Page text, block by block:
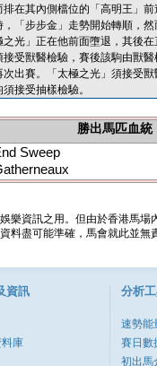
在其內側檔位的「高明王」
「步步金」走勢開始轉順，
光」正在他前面墮退，其後
受獸醫檢驗，賽後該駒由獸
出賽。「太極之光」須接受
接受抽樣檢驗。
勝出馬匹血統
Sweep
樂資訊之用。但由於香港馬
料盡可能準確，馬會就此並
資訊
庫
分析
速勢能
賽日數
初出馬